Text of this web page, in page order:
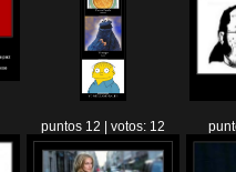
puntos 12 | votos: 12